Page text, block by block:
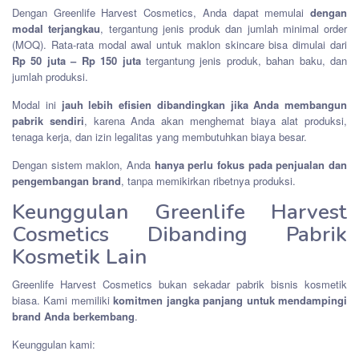
Dengan Greenlife Harvest Cosmetics, Anda dapat memulai dengan
modal terjangkau, tergantung jenis produk dan jumlah minimal order
(MOQ). Rata-rata modal awal untuk maklon skincare bisa dimulai dari
Rp 50 juta – Rp 150 jutatergantung jenis produk, bahan baku, dan
jumlah produksi.
Modal ini jauh lebih efisien dibandingkan jika Anda membangun
pabrik sendiri, karena Anda akan menghemat biaya alat produksi,
tenaga kerja, dan izin legalitas yang membutuhkan biaya besar.
Dengan sistem maklon, Anda hanya perlu fokus pada penjualan dan
pengembangan brand, tanpa memikirkan ribetnya produksi.
Keunggulan Greenlife Harvest
Cosmetics Dibanding Pabrik
Kosmetik Lain
Greenlife Harvest Cosmetics bukan sekadar pabrik bisnis kosmetik
biasa. Kami memilikikomitmen jangka panjang untuk mendampingi
brand Anda berkembang.
Keunggulan kami: